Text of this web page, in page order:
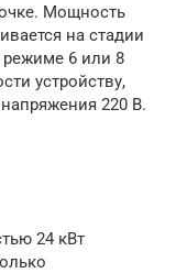
Мощность
на стадии
режиме 6 или 8
устройству,
220 В.
24 кВт